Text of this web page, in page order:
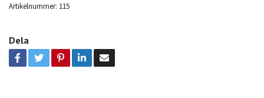
Artikelnummer: 115
Dela